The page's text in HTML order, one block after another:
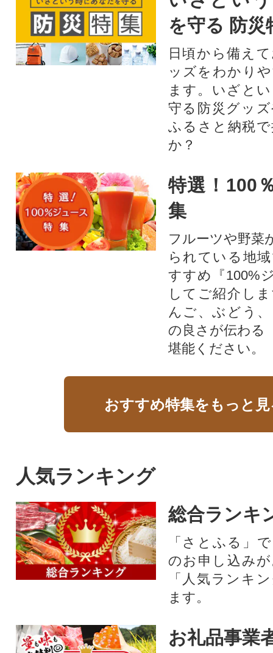
を守る 防災
日頃から備え
ッズをわかり
ます。いざと
守る防災グッ
ふるさと納税
か？
特選！100
集
フルーツや野菜
られている地
すすめ『100%
してご紹介し
んご、ぶどう
の良さが伝わる
堪能ください。
おすすめ特集をもっと
人気ランキング
総合ランキ
「さとふる」
のお申し込み
「人気ランキ
ます。
お礼品事業